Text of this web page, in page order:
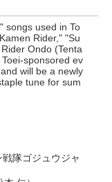
songs used in To
Rider," "Su
Ondo (Tenta
sponsored ev
will be a newly
tune for sum
隊ゴジュウジャ